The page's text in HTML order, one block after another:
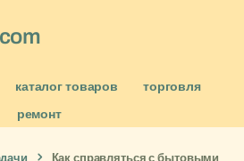
каталог товаров
торговля
ремонт
Как справляться с бытовыми